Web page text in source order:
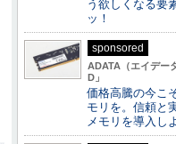
う欲しくなる要
ッ！
sponsored
ADATA（エイデー
D」
価格高騰の今こ
モリを。信頼と
メモリを導入し